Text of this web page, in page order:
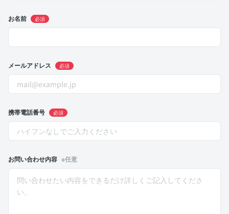
お名前 必須
メールアドレス 必須
携帯電話番号 必須
お問い合わせ内容 ※任意